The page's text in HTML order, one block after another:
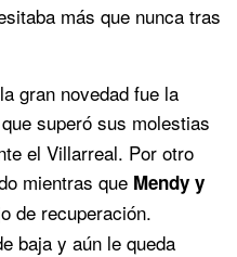
más que nunca tras
gran novedad fue la
que superó sus molestias
el Villarreal. Por otro
mientras que Mendy y
de recuperación.
baja y aún le queda